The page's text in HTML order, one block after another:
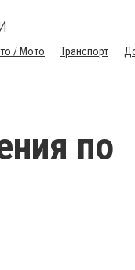
/ Мото Транспорт
по